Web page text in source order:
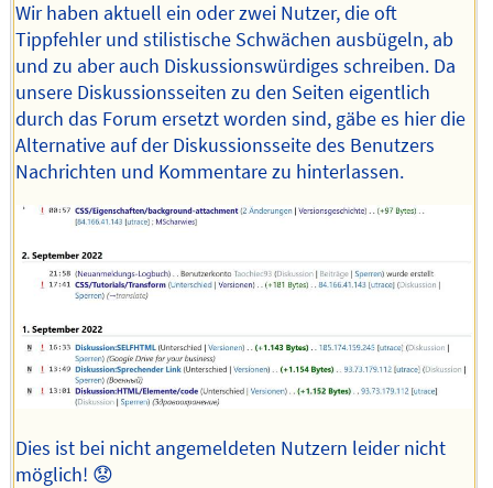
Wir haben aktuell ein oder zwei Nutzer, die oft
Tippfehler und stilistische Schwächen ausbügeln, ab
und zu aber auch Diskussionswürdiges schreiben. Da
unsere Diskussionsseiten zu den Seiten eigentlich
durch das Forum ersetzt worden sind, gäbe es hier die
Alternative auf der Diskussionsseite des Benutzers
Nachrichten und Kommentare zu hinterlassen.
Dies ist bei nicht angemeldeten Nutzern leider nicht
möglich! 😟